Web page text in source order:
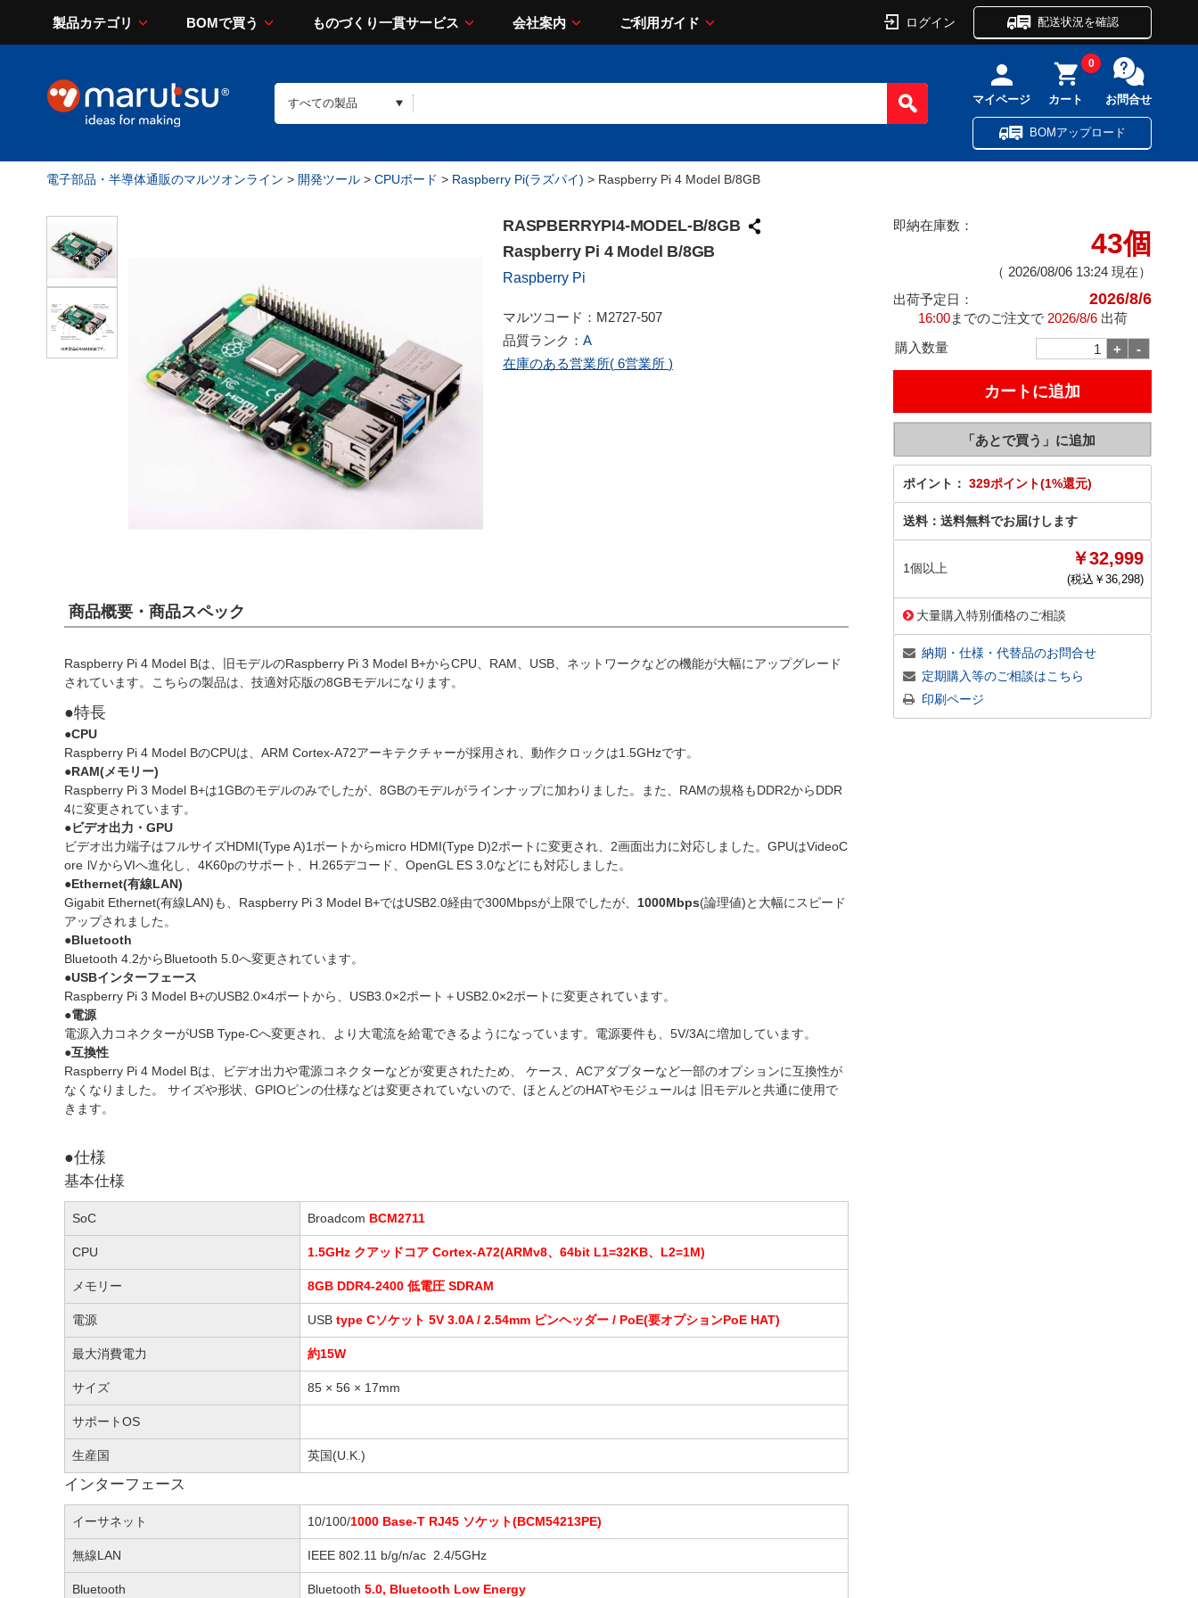
製品カテゴリ BOMで買う ものづくり一貫サービス 会社案内 ご利用ガイド ログイン 配送状況を確認
マイページ カート
0
お問合せ
BOMアップロード
電子部品・半導体通販のマルツオンライン > 開発ツール > CPUボード > Raspberry Pi(ラズパイ) > Raspberry Pi 4 Model B/8GB
RASPBERRYPI4-MODEL-B/8GB
Raspberry Pi 4 Model B/8GB
Raspberry Pi
マルツコード： M2727-507
品質ランク： A
在庫のある営業所( 6営業所 )
即納在庫数：
43個
（ 2026/08/06 13:24 現在）
出荷予定日：
2026/8/6
16:00までのご注文で 2026/8/6出荷
購入数量
ポイント： 329ポイント(1%還元)
送料： 送料無料でお届けします
1個以上 ￥32,999
(税込￥ 36,298)
大量購入特別価格のご相談
納期・仕様・代替品のお問合せ
定期購入等のご相談はこちら
印刷ページ
商品概要・商品スペック
Raspberry Pi 4 Model Bは、旧モデルのRaspberry Pi 3 Model B+からCPU、RAM、USB、ネットワークなどの機能が大幅にアップグレード
されています。こちらの製品は、技適対応版の8GBモデルになります。
●特長
●CPU
Raspberry Pi 4 Model BのCPUは、ARM Cortex-A72アーキテクチャーが採用され、動作クロックは1.5GHzです。
●RAM(メモリー)
Raspberry Pi 3 Model B+は1GBのモデルのみでしたが、8GBのモデルがラインナップに加わりました。また、RAMの規格もDDR2からDDR
4に変更されています。
●ビデオ出力・GPU
ビデオ出力端子はフルサイズHDMI(Type A)1ポートからmicro HDMI(Type D)2ポートに変更され、2画面出力に対応しました。GPUはVideoC
ore ⅣからVIへ進化し、4K60pのサポート、H.265デコード、OpenGL ES 3.0などにも対応しました。
●Ethernet(有線LAN)
Gigabit Ethernet(有線LAN)も、Raspberry Pi 3 Model B+ではUSB2.0経由で300Mbpsが上限でしたが、 1000Mbps(論理値)と大幅にスピード
アップされました。
●Bluetooth
Bluetooth 4.2からBluetooth 5.0へ変更されています。
●USBインターフェース
Raspberry Pi 3 Model B+のUSB2.0×4ポートから、USB3.0×2ポート＋USB2.0×2ポートに変更されています。
●電源
電源入力コネクターがUSB Type-Cへ変更され、より大電流を給電できるようになっています。電源要件も、5V/3Aに増加しています。
●互換性
Raspberry Pi 4 Model Bは、ビデオ出力や電源コネクターなどが変更されたため、 ケース、ACアダプターなど一部のオプションに互換性が
なくなりました。 サイズや形状、GPIOピンの仕様などは変更されていないので、ほとんどのHATやモジュールは 旧モデルと共通に使用で
きます。
●仕様
基本仕様
SoC Broadcom BCM2711
CPU 1.5GHz クアッドコア Cortex-A72(ARMv8、64bit L1=32KB、L2=1M)
メモリー 8GB DDR4-2400 低電圧 SDRAM
電源 USB type Cソケット 5V 3.0A / 2.54mm ピンヘッダー / PoE(要オプションPoE HAT)
最大消費電力 約15W
サイズ 85 × 56 × 17mm
サポートOS
生産国 英国(U.K.)
インターフェース
イーサネット 10/100/1000 Base-T RJ45 ソケット(BCM54213PE)
無線LAN IEEE 802.11 b/g/n/ac 2.4/5GHz
Bluetooth Bluetooth 5.0, Bluetooth Low Energy